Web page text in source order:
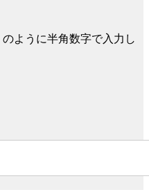
のように半角数字で入力し